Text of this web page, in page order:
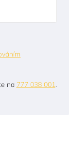
na 777 038 001.